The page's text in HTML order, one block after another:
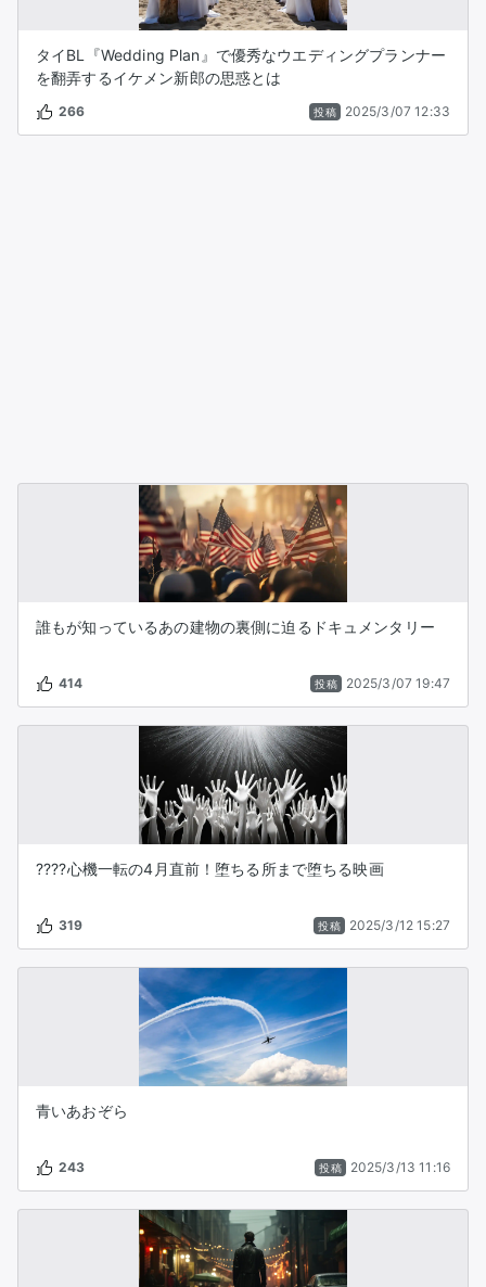
タイBL『Wedding Plan』で優秀なウエディングプランナー
を翻弄するイケメン新郎の思惑とは
266 投稿 2025/3/07 12:33
誰もが知っているあの建物の裏側に迫るドキュメンタリー
414 投稿 2025/3/07 19:47
????️心機一転の4月直前！堕ちる所まで堕ちる映画
319 投稿 2025/3/12 15:27
青いあおぞら
243 投稿 2025/3/13 11:16